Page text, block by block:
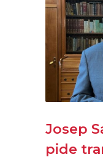
Josep
pide